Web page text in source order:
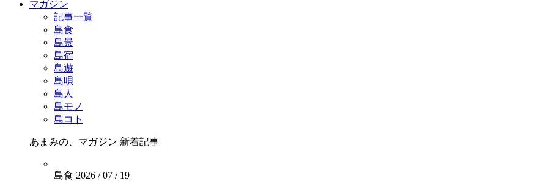
マガジン
記事一覧
島食
島景
島宿
島遊
島唄
島人
島モノ
島コト
あまみの、マガジン 新着記事
島食 2026 / 07 / 19